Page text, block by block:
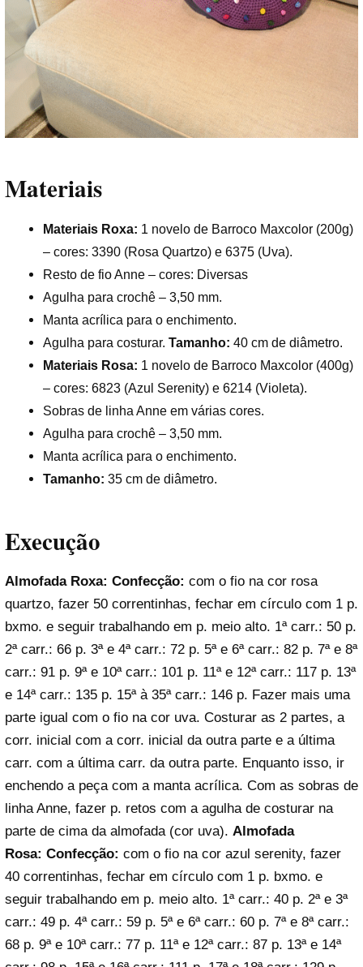
Materiais
Materiais Roxa: 1 novelo de Barroco Maxcolor (200g)
– cores: 3390 (Rosa Quartzo) e 6375 (Uva).
Resto de fio Anne – cores: Diversas
Agulha para crochê – 3,50 mm.
Manta acrílica para o enchimento.
Agulha para costurar. Tamanho: 40 cm de diâmetro.
Materiais Rosa: 1 novelo de Barroco Maxcolor (400g)
– cores: 6823 (Azul Serenity) e 6214 (Violeta).
Sobras de linha Anne em várias cores.
Agulha para crochê – 3,50 mm.
Manta acrílica para o enchimento.
Tamanho: 35 cm de diâmetro.
Execução
Almofada Roxa: Confecção: com o fio na cor rosa
quartzo, fazer 50 correntinhas, fechar em círculo com 1 p.
bxmo. e seguir trabalhando em p. meio alto. 1ª carr.: 50 p.
2ª carr.: 66 p. 3ª e 4ª carr.: 72 p. 5ª e 6ª carr.: 82 p. 7ª e 8ª
carr.: 91 p. 9ª e 10ª carr.: 101 p. 11ª e 12ª carr.: 117 p. 13ª
e 14ª carr.: 135 p. 15ª à 35ª carr.: 146 p. Fazer mais uma
parte igual com o fio na cor uva. Costurar as 2 partes, a
corr. inicial com a corr. inicial da outra parte e a última
carr. com a última carr. da outra parte. Enquanto isso, ir
enchendo a peça com a manta acrílica. Com as sobras de
linha Anne, fazer p. retos com a agulha de costurar na
parte de cima da almofada (cor uva). Almofada
Rosa: Confecção: com o fio na cor azul serenity, fazer
40 correntinhas, fechar em círculo com 1 p. bxmo. e
seguir trabalhando em p. meio alto. 1ª carr.: 40 p. 2ª e 3ª
carr.: 49 p. 4ª carr.: 59 p. 5ª e 6ª carr.: 60 p. 7ª e 8ª carr.:
68 p. 9ª e 10ª carr.: 77 p. 11ª e 12ª carr.: 87 p. 13ª e 14ª